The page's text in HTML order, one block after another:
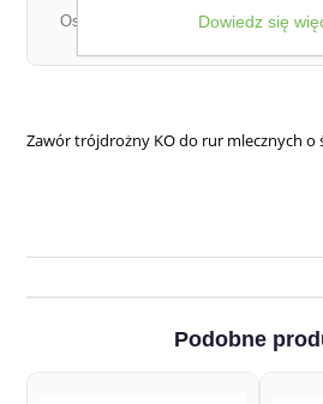
Ostateczny koszt dostawy może się
Zawór trójdrożny KO do rur mlecznych o
Podobne
Dowiedz się